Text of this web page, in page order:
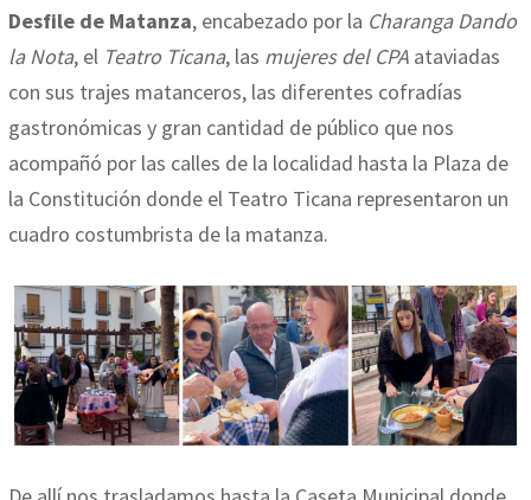
Desfile de Matanza, encabezado por la Charanga Dando
la Nota, el Teatro Ticana, las mujeres del CPA ataviadas
con sus trajes matanceros, las diferentes cofradías
gastronómicas y gran cantidad de público que nos
acompañó por las calles de la localidad hasta la Plaza de
la Constitución donde el Teatro Ticana representaron un
cuadro costumbrista de la matanza.